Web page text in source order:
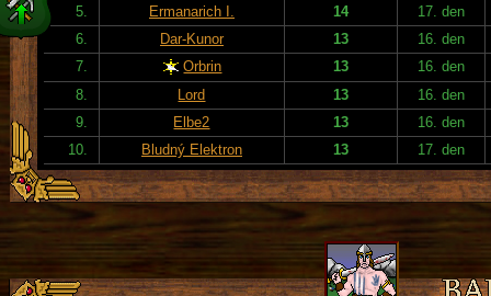
5.
Ermanarich I. 14
17. den
6.
Dar-Kunor 13
16. den
7.
Orbrin 13
16. den
8.
Lord 13
16. den
9.
Elbe2 13
16. den
10.
Bludný Elektron 13 17. den